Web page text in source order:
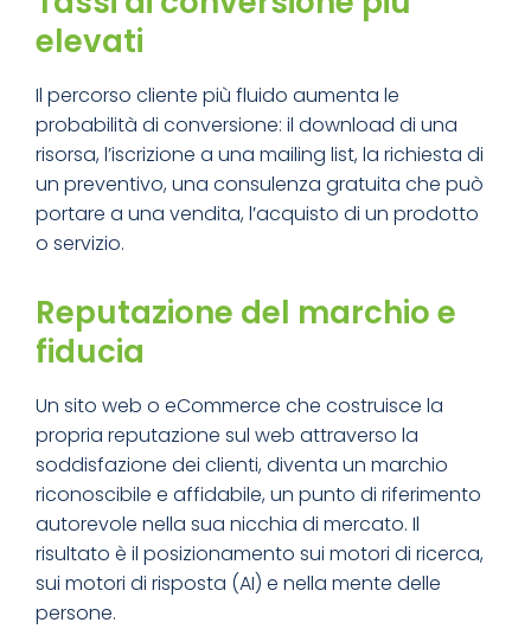
elevati
Il percorso cliente più fluido aumenta le
probabilità di conversione: il download di una
risorsa, l’iscrizione a una mailing list, la richiesta di
un preventivo, una consulenza gratuita che può
portare a una vendita, l’acquisto di un prodotto
o servizio.
Reputazione del marchio e
fiducia
Un sito web o eCommerce che costruisce la
propria reputazione sul web attraverso la
soddisfazione dei clienti, diventa un marchio
riconoscibile e affidabile, un punto di riferimento
autorevole nella sua nicchia di mercato. Il
risultato è il posizionamento sui motori di ricerca,
sui motori di risposta (AI) e nella mente delle
persone.